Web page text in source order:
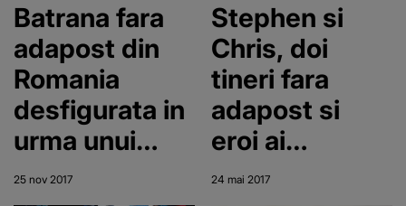
Batrana fara
adapost din
Romania
desfigurata in
urma unui
atac rasist, la
25 nov 2017
Stephen si
Chris, doi
tineri fara
adapost si
eroi ai
atentatului de
24 mai 2017